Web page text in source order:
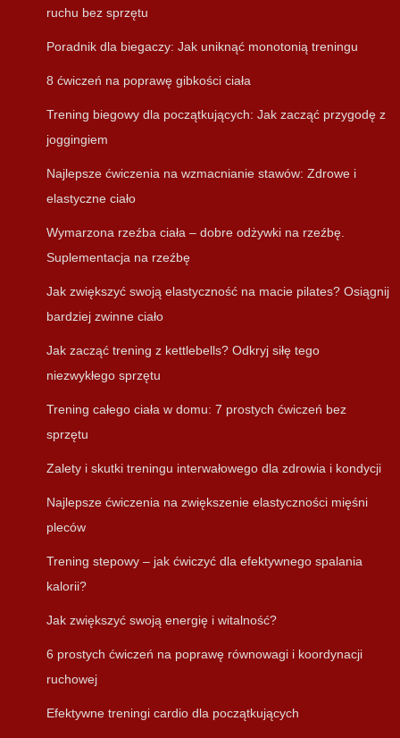
ruchu bez sprzętu
Poradnik dla biegaczy: Jak uniknąć monotonią treningu
8 ćwiczeń na poprawę gibkości ciała
Trening biegowy dla początkujących: Jak zacząć przygodę z
joggingiem
Najlepsze ćwiczenia na wzmacnianie stawów: Zdrowe i
elastyczne ciało
Wymarzona rzeźba ciała – dobre odżywki na rzeźbę.
Suplementacja na rzeźbę
Jak zwiększyć swoją elastyczność na macie pilates? Osiągnij
bardziej zwinne ciało
Jak zacząć trening z kettlebells? Odkryj siłę tego
niezwykłego sprzętu
Trening całego ciała w domu: 7 prostych ćwiczeń bez
sprzętu
Zalety i skutki treningu interwałowego dla zdrowia i kondycji
Najlepsze ćwiczenia na zwiększenie elastyczności mięśni
pleców
Trening stepowy – jak ćwiczyć dla efektywnego spalania
kalorii?
Jak zwiększyć swoją energię i witalność?
6 prostych ćwiczeń na poprawę równowagi i koordynacji
ruchowej
Efektywne treningi cardio dla początkujących